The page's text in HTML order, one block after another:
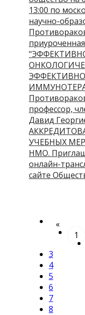
13:00 по
научно-
профессор,
Давид
УЧЕБНЫХ
НМО.
онлайн-
сайте
«
1
3
4
5
6
7
8